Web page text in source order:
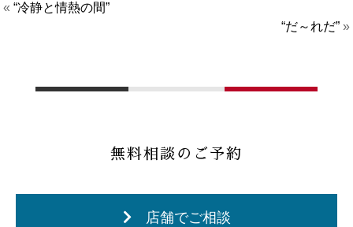
«“冷静と情熱の間”
“だ～れだ”»
無料相談のご予約
店舗でご相談